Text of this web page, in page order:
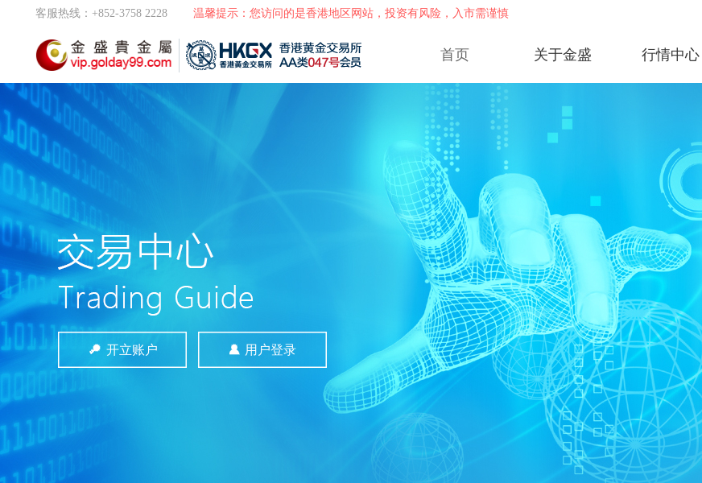
客服热线：+852-3758 2228 温馨提示：您访问的是香港地区网站，投资有风险，入市需谨慎
首页 关于金盛 行情中心
开立账户 用户登录